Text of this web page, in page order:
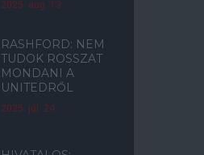
2025. aug. 13.
RASHFORD: NEM
TUDOK ROSSZAT
MONDANI A
UNITEDRŐL
2025. júl. 24.